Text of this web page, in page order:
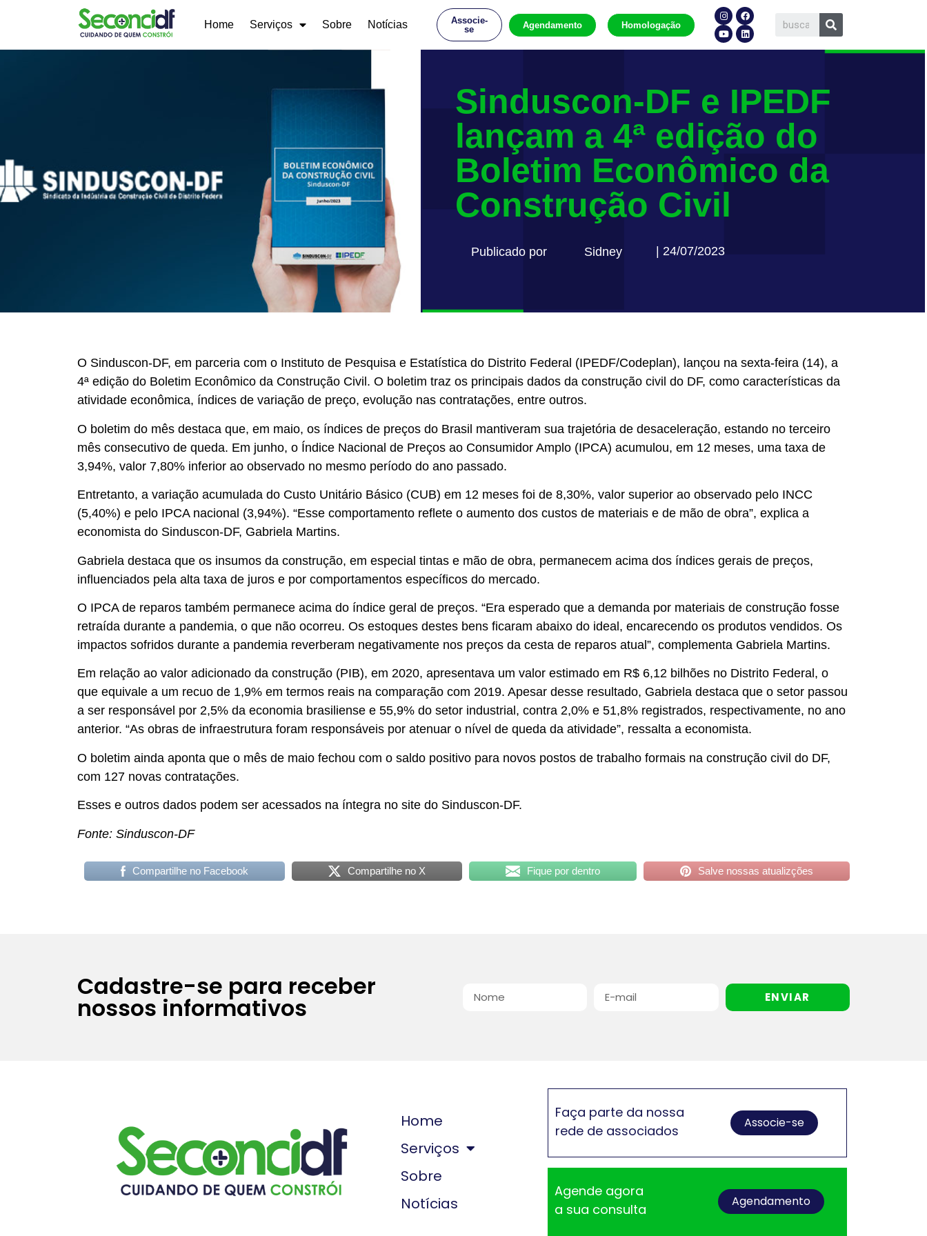
Home Serviços Sobre Notícias
Associe-
se
Agendamento Homologação
Sinduscon-DF e IPEDF
lançam a 4ª edição do
Boletim Econômico da
Construção Civil
Publicado por Sidney | 24/07/2023
O Sinduscon-DF, em parceria com o Instituto de Pesquisa e Estatística do Distrito Federal (IPEDF/Codeplan), lançou na sexta-feira (14), a
4ª edição do Boletim Econômico da Construção Civil. O boletim traz os principais dados da construção civil do DF, como características da
atividade econômica, índices de variação de preço, evolução nas contratações, entre outros.
O boletim do mês destaca que, em maio, os índices de preços do Brasil mantiveram sua trajetória de desaceleração, estando no terceiro
mês consecutivo de queda. Em junho, o Índice Nacional de Preços ao Consumidor Amplo (IPCA) acumulou, em 12 meses, uma taxa de
3,94%, valor 7,80% inferior ao observado no mesmo período do ano passado.
Entretanto, a variação acumulada do Custo Unitário Básico (CUB) em 12 meses foi de 8,30%, valor superior ao observado pelo INCC
(5,40%) e pelo IPCA nacional (3,94%). “Esse comportamento reflete o aumento dos custos de materiais e de mão de obra”, explica a
economista do Sinduscon-DF, Gabriela Martins.
Gabriela destaca que os insumos da construção, em especial tintas e mão de obra, permanecem acima dos índices gerais de preços,
influenciados pela alta taxa de juros e por comportamentos específicos do mercado.
O IPCA de reparos também permanece acima do índice geral de preços. “Era esperado que a demanda por materiais de construção fosse
retraída durante a pandemia, o que não ocorreu. Os estoques destes bens ficaram abaixo do ideal, encarecendo os produtos vendidos. Os
impactos sofridos durante a pandemia reverberam negativamente nos preços da cesta de reparos atual”, complementa Gabriela Martins.
Em relação ao valor adicionado da construção (PIB), em 2020, apresentava um valor estimado em R$ 6,12 bilhões no Distrito Federal, o
que equivale a um recuo de 1,9% em termos reais na comparação com 2019. Apesar desse resultado, Gabriela destaca que o setor passou
a ser responsável por 2,5% da economia brasiliense e 55,9% do setor industrial, contra 2,0% e 51,8% registrados, respectivamente, no ano
anterior. “As obras de infraestrutura foram responsáveis por atenuar o nível de queda da atividade”, ressalta a economista.
O boletim ainda aponta que o mês de maio fechou com o saldo positivo para novos postos de trabalho formais na construção civil do DF,
com 127 novas contratações.
Esses e outros dados podem ser acessados na íntegra no site do Sinduscon-DF.
Fonte: Sinduscon-DF
Compartilhe no Facebook Compartilhe no X Fique por dentro Salve nossas atualizções
Cadastre-se para receber
nossos informativos ENVIAR
Home
Serviços
Sobre
Notícias
Faça parte da nossa
rede de associados
Associe-se
Agende agora
a sua consulta
Agendamento